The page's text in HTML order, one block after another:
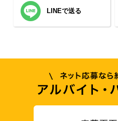
LINEで送る